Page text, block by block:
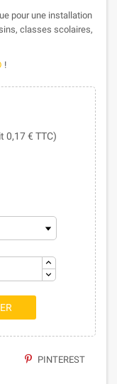
pour une installation
classes scolaires,
!
0,17 € TTC)
PINTEREST